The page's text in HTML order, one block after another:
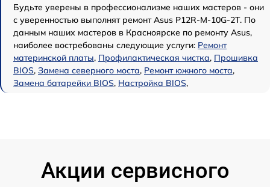
Будьте уверены в профессионализме наших мастеров - они
с уверенностью выполнят ремонт Asus P12R-M-10G-2T. По
данным наших мастеров в Красноярске по ремонту Asus,
наиболее востребованы следующие услуги: Ремонт
материнской платы, Профилактическая чистка, Прошивка
BIOS, Замена северного моста, Ремонт южного моста,
Замена батарейки BIOS, Настройка BIOS,
Акции сервисного